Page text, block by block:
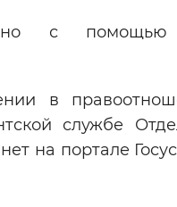
с помощью
в
службе
на портале